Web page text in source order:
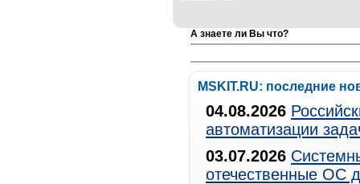
А знаете ли Вы что?
MSKIT.RU: последние
04.08.2026
автоматизации
03.07.2026
отечественные ОС